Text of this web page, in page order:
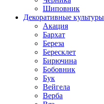
Шиповник
Декоративные культуры
Акация
Бархат
Береза
Бересклет
Бирючина
Бобовник
Бук
Вейгела
Верба